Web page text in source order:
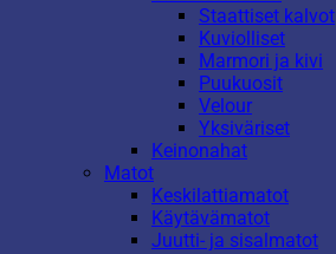
Staattiset kalvot
Kuviolliset
Marmori ja kivi
Puukuosit
Velour
Yksiväriset
Keinonahat
Matot
Keskilattiamatot
Käytävämatot
Juutti- ja sisalmatot